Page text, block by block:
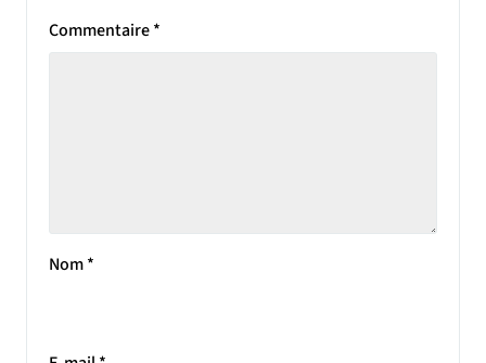
Commentaire*
Nom*